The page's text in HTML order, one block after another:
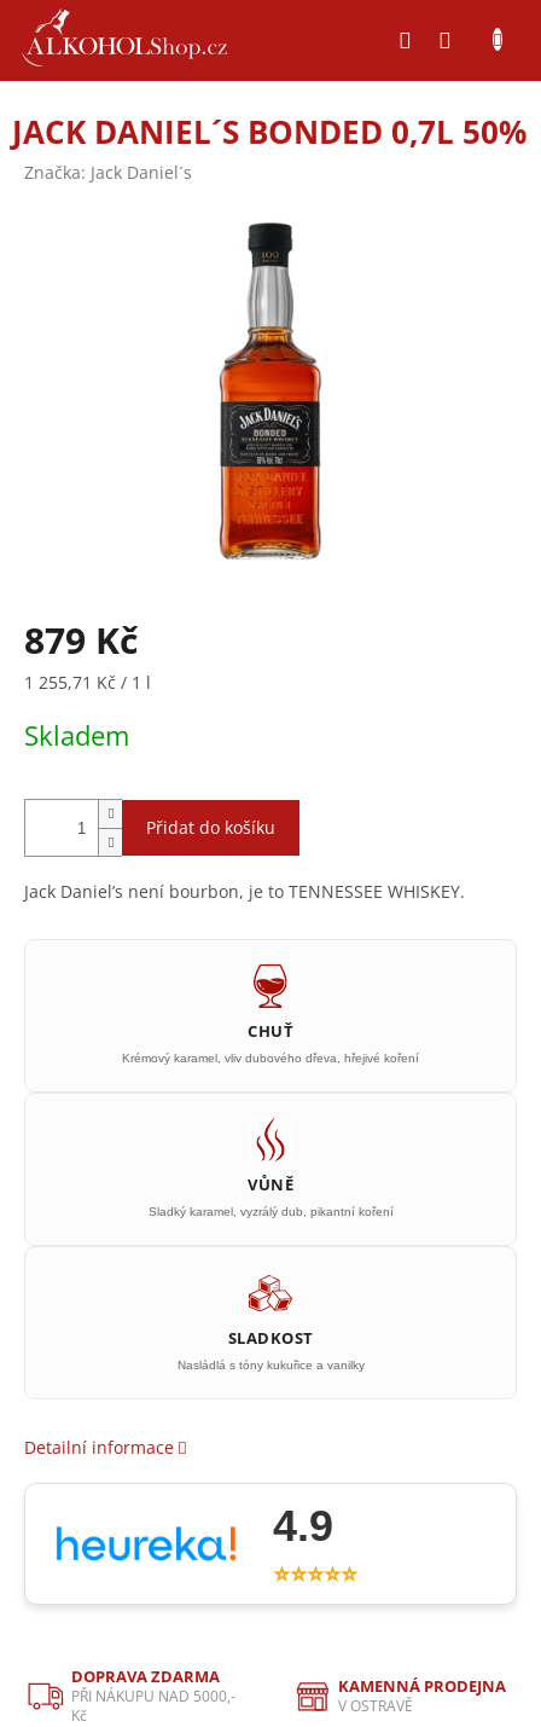
obsah
JACK DANIEL´S BONDED 0,7L 50%
Značka: Jack Daniel´s
879 Kč
Měrná
1 255,71 Kč / 1 l
Skladem
Přidat do košíku
Jack Daniel’s není bourbon, je to TENNESSEE WHISKEY.
CHUŤ
Krémový karamel, vliv dubového dřeva, hřejivé koření
VŮNĚ
Sladký karamel, vyzrálý dub, pikantní koření
SLADKOST
Nasládlá s tóny kukuřice a vanilky
Detailní informace
4.9
⭐⭐⭐⭐⭐
DOPRAVA ZDARMA
PŘI NÁKUPU NAD 5000,-
Kč
KAMENNÁ PRODEJNA
V OSTRAVĚ